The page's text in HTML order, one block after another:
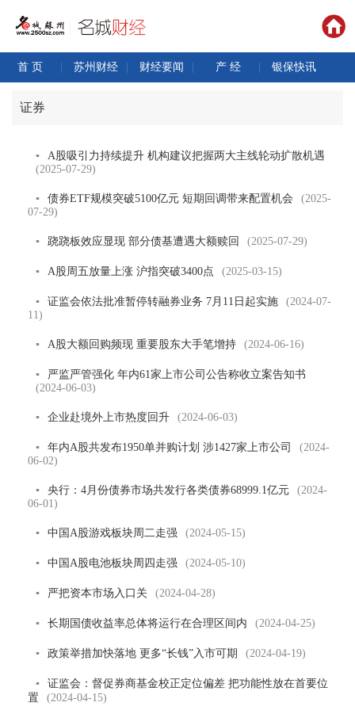
首 页 | 苏州财经 | 财经要闻 | 产 经 | 银保快讯
证券
▪
A股吸引力持续提升 机构建议把握两大主线轮动扩散机遇
(2025-07-29)
▪ 债券ETF规模突破5100亿元 短期回调带来配置机会
(2025-
07-29)
▪ 跷跷板效应显现 部分债基遭遇大额赎回 (2025-07-29)
▪ A股周五放量上涨 沪指突破3400点 (2025-03-15)
▪ 证监会依法批准暂停转融券业务 7月11日起实施
(2024-07-
11)
▪ A股大额回购频现 重要股东大手笔增持 (2024-06-16)
▪
严监严管强化 年内61家上市公司公告称收立案告知书
(2024-06-03)
▪ 企业赴境外上市热度回升 (2024-06-03)
▪ 年内A股共发布1950单并购计划 涉1427家上市公司
(2024-
06-02)
▪ 央行：4月份债券市场共发行各类债券68999.1亿元
(2024-
06-01)
▪ 中国A股游戏板块周二走强 (2024-05-15)
▪ 中国A股电池板块周四走强 (2024-05-10)
▪ 严把资本市场入口关 (2024-04-28)
▪ 长期国债收益率总体将运行在合理区间内 (2024-04-25)
▪ 政策举措加快落地 更多“长钱”入市可期 (2024-04-19)
▪
证监会：督促券商基金校正定位偏差 把功能性放在首要位
置
(2024-04-15)